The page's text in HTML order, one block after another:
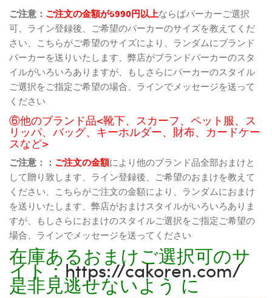
ご注意： ご注文の金額が5990円以上ならばパーカーご選択
可、ライン登録後、ご希望のパーカーのサイズを教えてくだ
さい、こちらがご希望のサイズにより、ランダムにブランド
パーカーを送りいたします、弊店がブランドパーカーのスタ
イルがいろいろありますが、もしさらにパーカーのスタイル
ご選択をご指定ご希望の場合、ラインでメッセージを送って
ください
⑥他のブランド品<靴下、スカーフ、ペット服、ス
リッパ、バッグ、キーホルダー、財布、カードケー
スなど>
ご注意：： ご注文の金額により他のブランド品全部おまけと
して贈り致します、ライン登録後、ご希望のおまけを教えて
ください、こちらがご注文の金額により、ランダムにおまけ
を送りいたします、弊店がおまけスタイルがいろいろありま
すが、もしさらにおまけのスタイルご選択をご指定ご希望の
場合、ラインでメッセージを送ってください
在庫あるおまけご選択可のサ
イト：https://cakoren.com/
是非見逃せないよう に